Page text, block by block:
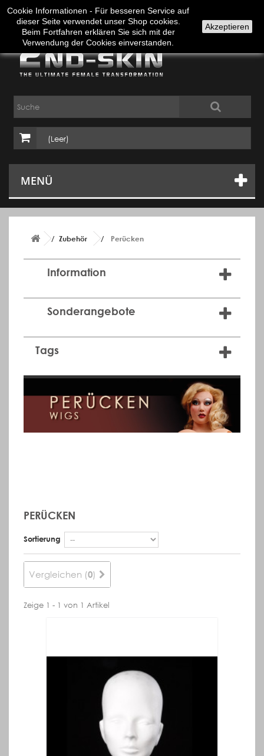
Anmelden Deutsch
(Leer)
MENÜ
Zubehör Perücken
Information
Sonderangebote
Tags
PERÜCKEN
Sortierung
Vergleichen (0)
Zeige 1 - 1 von 1 Artikel
Cookie Informationen - Für besseren Service auf
dieser Seite verwendet unser Shop cookies.
Beim Fortfahren erklären Sie sich mit der
Verwendung der Cookies einverstanden.
Akzeptieren